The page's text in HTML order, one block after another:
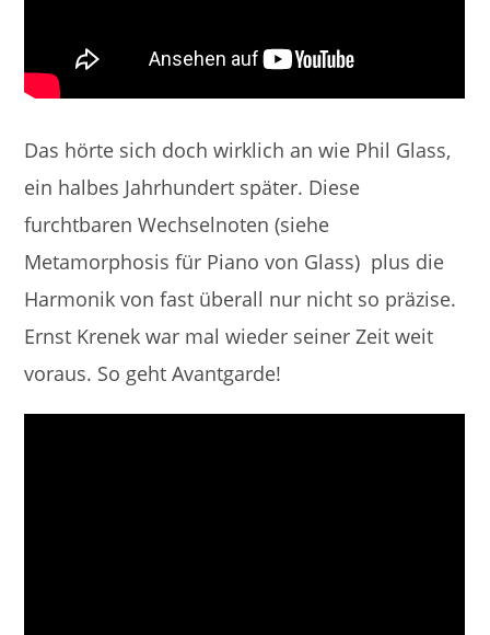
Das hörte sich doch wirklich an wie Phil Glass,
ein halbes Jahrhundert später. Diese
furchtbaren Wechselnoten (siehe
Metamorphosis für Piano von Glass) plus die
Harmonik von fast überall nur nicht so präzise.
Ernst Krenek war mal wieder seiner Zeit weit
voraus. So geht Avantgarde!